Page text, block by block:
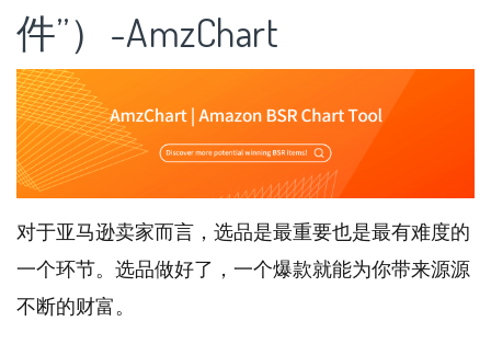
件”）-AmzChart
对于亚马逊卖家而言，选品是最重要也是最有难度的
一个环节。选品做好了，一个爆款就能为你带来源源
不断的财富。